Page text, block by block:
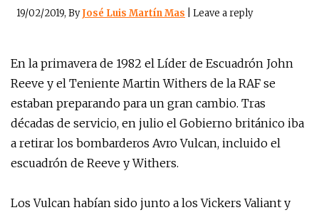
19/02/2019, ByJosé Luis Martín Mas Leave a reply
En la primavera de 1982 el Líder de Escuadrón John
Reeve y el Teniente Martin Withers de la RAF se
estaban preparando para un gran cambio. Tras
décadas de servicio, en julio el Gobierno británico iba
a retirar los bombarderos Avro Vulcan, incluido el
escuadrón de Reeve y Withers.
Los Vulcan habían sido junto a los Vickers Valiant y